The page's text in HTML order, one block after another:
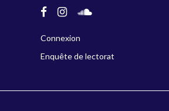
Connexion
Enquête de lectorat